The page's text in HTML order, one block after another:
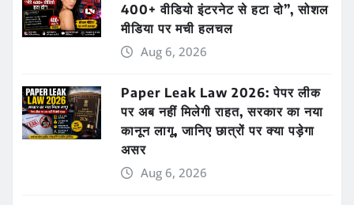
400+ वीडियो इंटरनेट से हटा दो”, सोशल
मीडिया पर मची हलचल
Aug 6, 2026
Paper Leak Law 2026: पेपर लीक
पर अब नहीं मिलेगी राहत, सरकार का नया
कानून लागू, जानिए छात्रों पर क्या पड़ेगा
असर
Aug 6, 2026